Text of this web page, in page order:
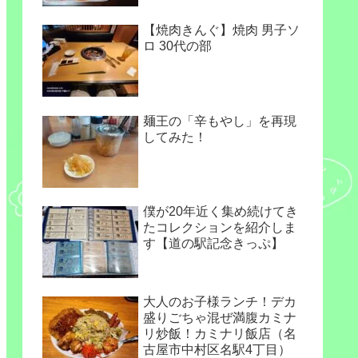
【焼肉きんぐ】焼肉 男子ソ
ロ 30代の部
麺王の「辛もやし」を再現
してみた！
僕が20年近く集め続けてき
たコレクションを紹介しま
す【道の駅記念きっぷ】
大人のお子様ランチ！デカ
盛りごちゃ混ぜ満腹カミナ
リ炒飯！カミナリ飯店（名
古屋市中村区名駅4丁目）